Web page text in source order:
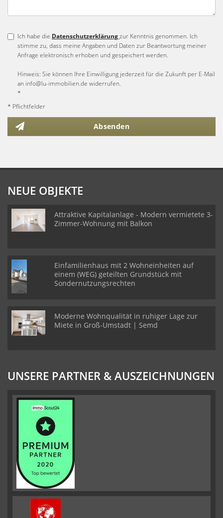
Ich habe die Datenschutzerklärungzur Kenntnis genommen. Ich
stimme zu, dass meine Angaben und Daten zur Beantwortung meiner
Anfrage elektronisch erhoben und gespeichert werden.
Hinweis: Sie können Ihre Einwilligung jederzeit für die Zukunft per E-Mail
an info@lu-immobilien.de widerrufen.
*
* Pflichtfelder
Absenden
NEUE OBJEKTE
Attraktive Kapitalanlage - Modern vermietete 3-
Zimmer-Wohnung mit Balkon
Einfamilienhaus mit 2 Wohneinheiten auf
einem (WEG) geteilten Grundstück mit
Sondernutzungsrechten
Moderne Wohnqualität in ruhiger Lage zur
Miete in Groß-Umstadt | Semd
UNSERE PARTNER & AUSZEICHNUNGEN